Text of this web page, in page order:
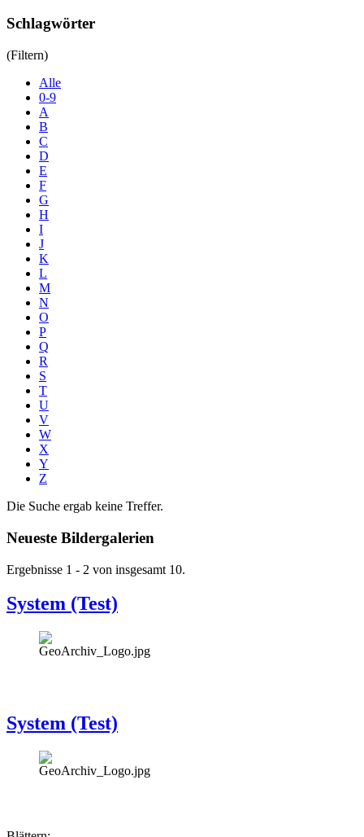
Schlagwörter
(Filtern)
Alle
0-9
A
B
C
D
E
F
G
H
I
J
K
L
M
N
O
P
Q
R
S
T
U
V
W
X
Y
Z
Die Suche ergab keine Treffer.
Neueste Bildergalerien
Ergebnisse 1 - 2 von insgesamt 10.
System (Test)
System (Test)